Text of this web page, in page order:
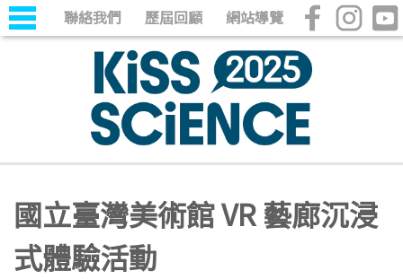
聯絡我們 歷屆回顧 網站導覽
國立臺灣美術館 VR 藝廊沉浸
式體驗活動